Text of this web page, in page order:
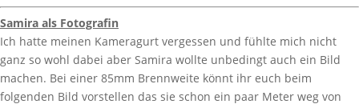
Samira als Fotografin
Ich hatte meinen Kameragurt vergessen und fühlte mich nicht
ganz so wohl dabei aber Samira wollte unbedingt auch ein Bild
machen. Bei einer 85mm Brennweite könnt ihr euch beim
folgenden Bild vorstellen das sie schon ein paar Meter weg von